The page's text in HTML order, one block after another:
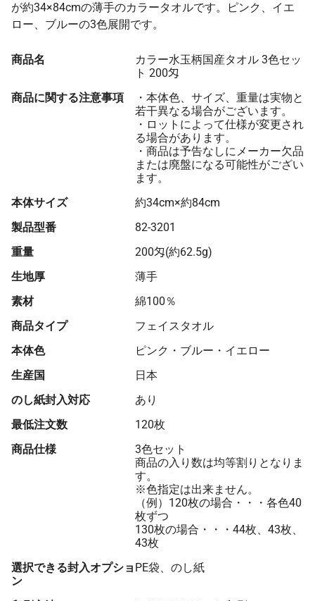
が約34×84cmの薄手のカラータオルです。ピンク、イエ
ロー、ブルーの3色展開です。
商品名
カラー水玉柄国産タオル 3色セッ
ト 200匁
商品に関する注意事項
・本体色、サイズ、重量は実物と
若干異なる場合がございます。
・ロットによって仕様が変更され
る場合があります。
・商品は予告なしにメーカー欠品
または廃盤になる可能性がござい
ます。
本体サイズ
約34cm×約84cm
製品型番
82-3201
重量
200匁(約62.5g)
生地厚
薄手
素材
綿100％
商品タイプ
フェイスタオル
本体色
ピンク・ブルー・イエロー
生産国
日本
のし紙封入対応
あり
最低注文数
120枚
商品仕様
3色セット
商品の入り数は均等割りとなりま
す。
※色指定は出来ません。
（例）120枚の場合・・・各色40
枚ずつ
130枚の場合・・・44枚、43枚、
43枚
選択できる封入オプショ
ン
PE袋、のし紙